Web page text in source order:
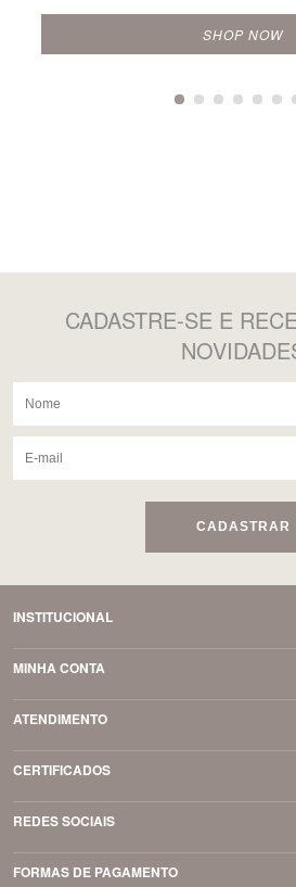
SHOP NOW
CADASTRE-SE E
CADASTRAR
INSTITUCIONAL
MINHA CONTA
ATENDIMENTO
CERTIFICADOS
REDES SOCIAIS
FORMAS DE PAGAMENTO